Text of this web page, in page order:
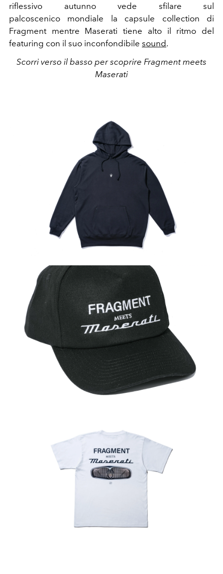
riflessivo autunno vede sfilare sul
palcoscenico mondiale la capsule collection di
Fragment mentre Maserati tiene alto il ritmo del
featuring con il suo inconfondibile sound.
Scorri verso il basso per scoprire Fragment meets
Maserati